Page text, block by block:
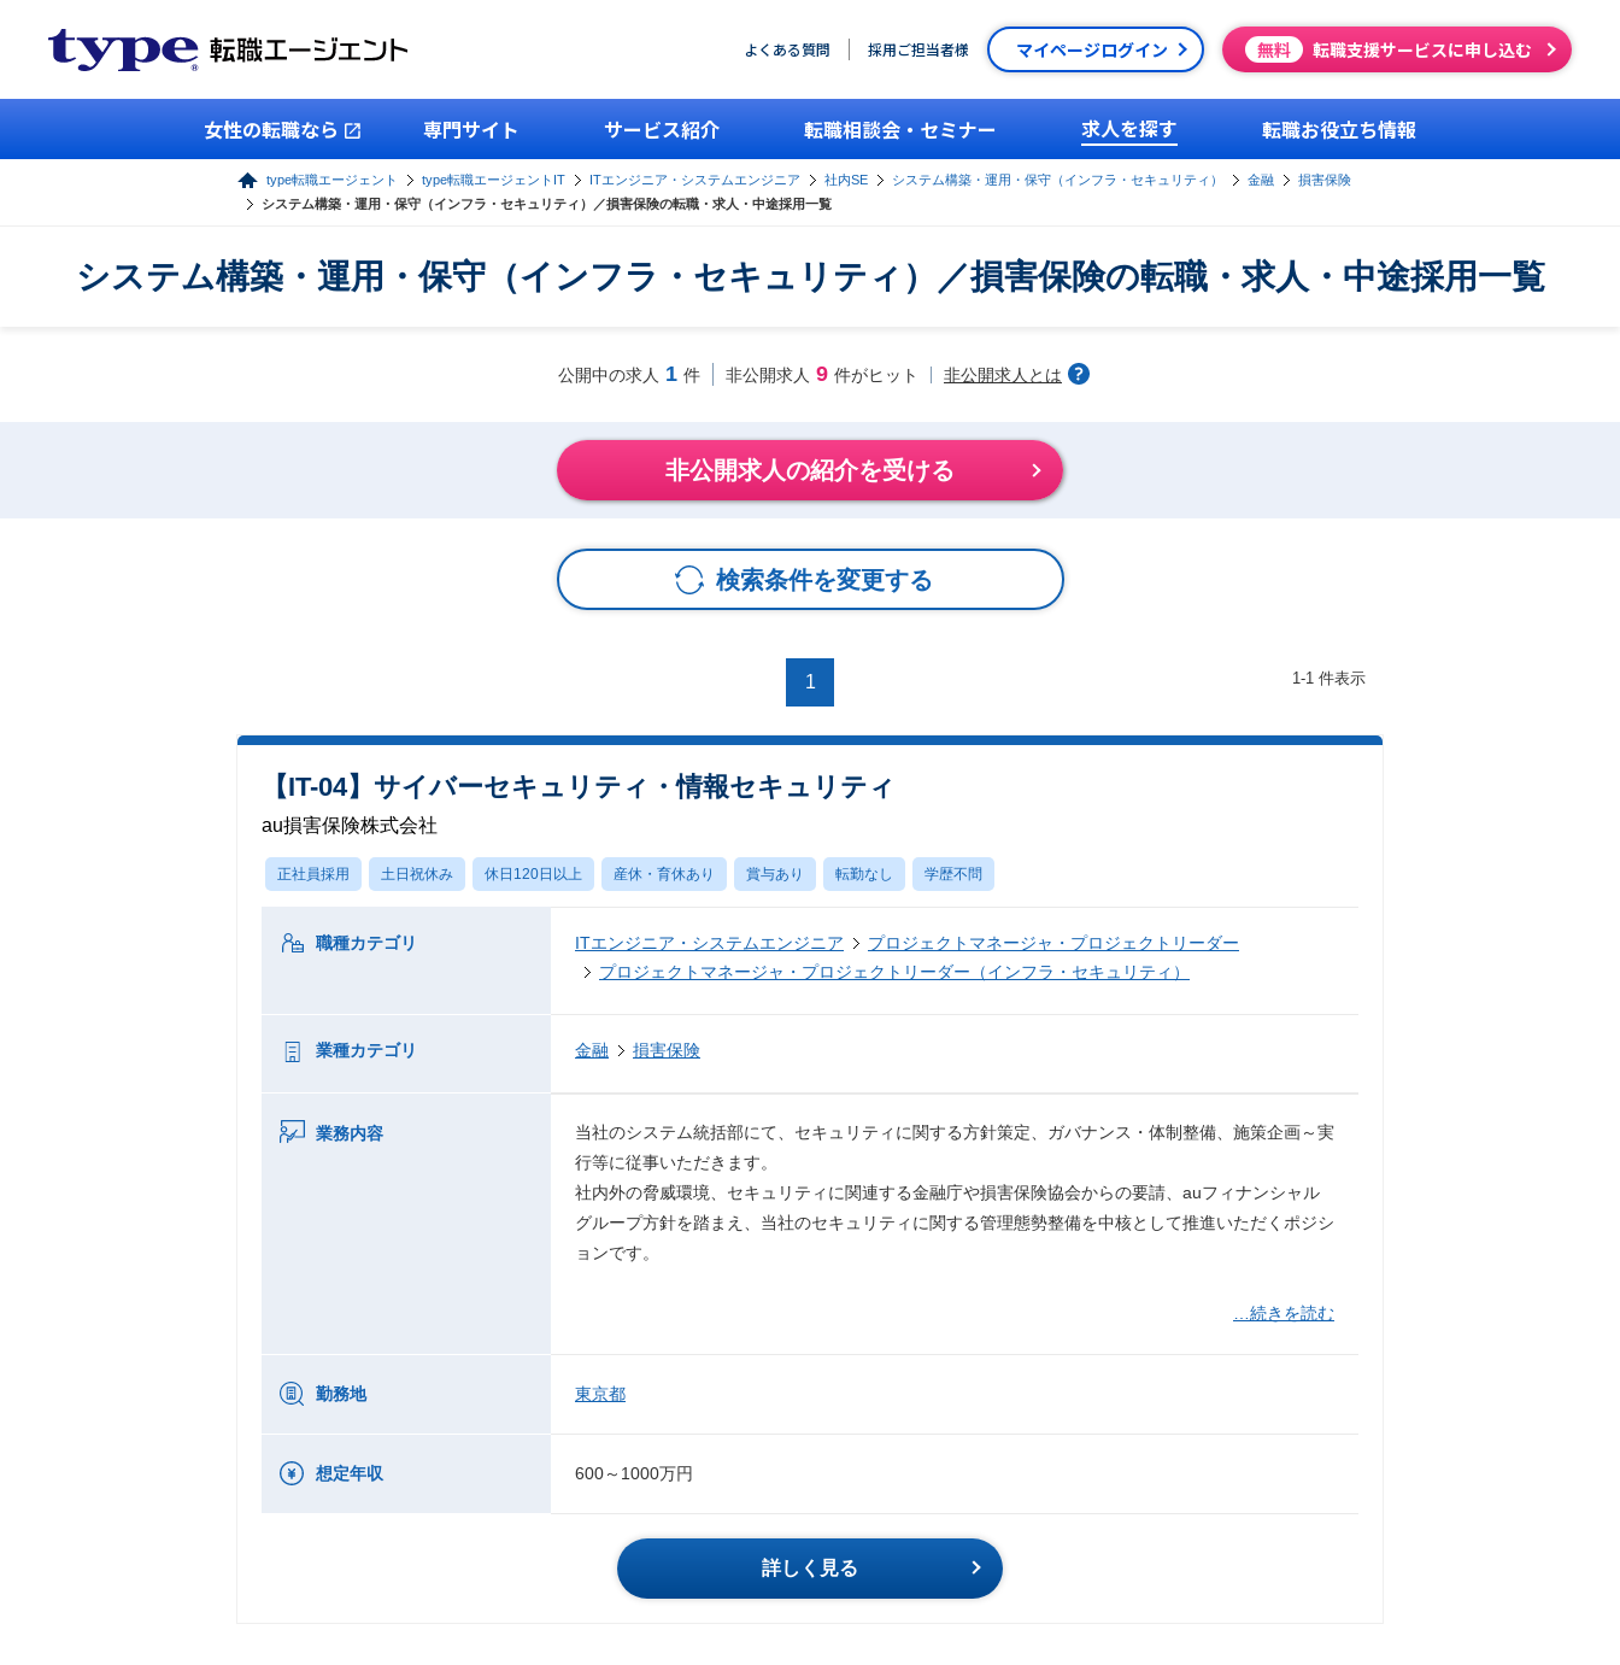
よくある質問 採用ご担当者様 マイページログイン 無料 転職支援サービスに申し込む
女性の転職なら 専門サイト サービス紹介 転職相談会・セミナー 求人を探す 転職お役立ち情報
type転職エージェント type転職エージェントIT ITエンジニア・システムエンジニア 社内SE システム構築・運用・保守（インフラ・セキュリティ） 金融
損害保険
システム構築・運用・保守（インフラ・セキュリティ）／損害保険の転職・求人・中途採用一覧
システム構築・運用・保守（インフラ・セキュリティ）／損害保険の転職・求人・中途採用一覧
公開中の求人 1 件 非公開求人 9 件がヒット 非公開求人とは
非公開求人の紹介を受ける
検索条件を変更する
1 1-1 件表示
【IT-04】サイバーセキュリティ・情報セキュリティ
au損害保険株式会社
正社員採用 土日祝休み 休日120日以上 産休・育休あり 賞与あり 転勤なし 学歴不問
職種カテゴリ ITエンジニア・システムエンジニア
プロジェクトマネージャ・プロジェクトリーダー
プロジェクトマネージャ・プロジェクトリーダー（インフラ・セキュリティ）
業種カテゴリ 金融 損害保険
業務内容
当社のシステム統括部にて、セキュリティに関する方針策定、ガバナンス・体制整備、施策企画～実
行等に従事いただきます。
社内外の脅威環境、セキュリティに関連する金融庁や損害保険協会からの要請、auフィナンシャル
グループ方針を踏まえ、当社のセキュリティに関する管理態勢整備を中核として推進いただくポジシ
ョンです。
…続きを読む
勤務地 東京都
想定年収 600～1000万円
詳しく見る